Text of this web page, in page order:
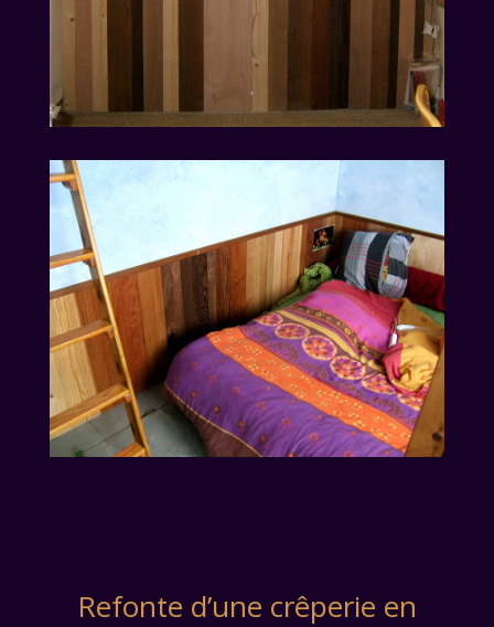
Refonte d’une crêperie en